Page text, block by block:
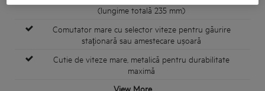
(lungime totală 235 mm)
Comutator mare cu selector viteze pentru găurire
staționară sau amestecare ușoară
Cutie de viteze mare, metalică pentru durabilitate
maximă
View More